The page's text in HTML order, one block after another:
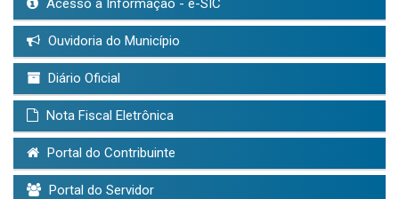
Acesso à Informação - e-SIC
Ouvidoria do Município
Diário Oficial
Nota Fiscal Eletrônica
Portal do Contribuinte
Portal do Servidor